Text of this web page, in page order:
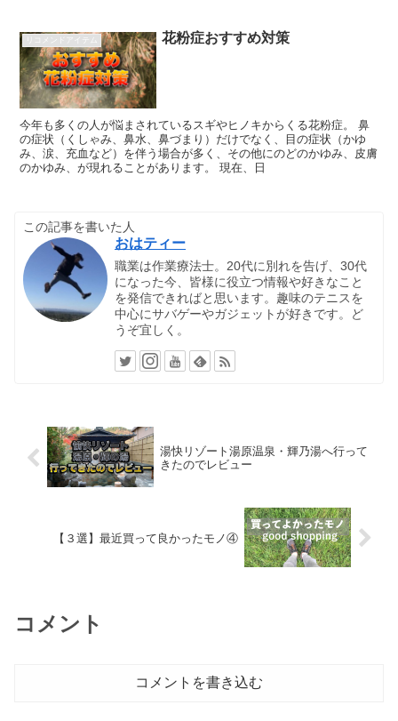
リコメンドアイテム 花粉症おすすめ対策
今年も多くの人が悩まされているスギやヒノキからくる花粉症。 鼻
の症状（くしゃみ、鼻水、鼻づまり）だけでなく、目の症状（かゆ
み、涙、充血など）を伴う場合が多く、その他にのどのかゆみ、皮膚
のかゆみ、が現れることがあります。 現在、日
この記事を書いた人
おはティー
職業は作業療法士。20代に別れを告げ、30代
になった今、皆様に役立つ情報や好きなこと
を発信できればと思います。趣味のテニスを
中心にサバゲーやガジェットが好きです。ど
うぞ宜しく。
湯快リゾート湯原温泉・輝乃湯へ行って
きたのでレビュー
【３選】最近買って良かったモノ④
コメント
コメントを書き込む